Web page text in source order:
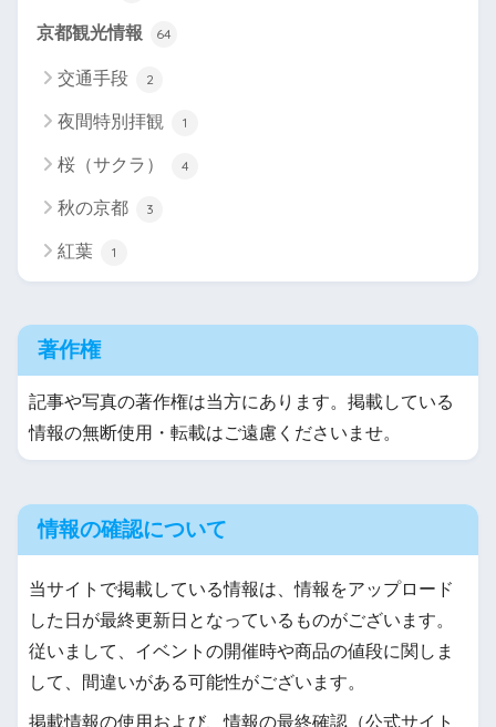
京都観光情報 64
交通手段 2
夜間特別拝観 1
桜（サクラ） 4
秋の京都 3
紅葉 1
著作権
記事や写真の著作権は当方にあります。掲載している
情報の無断使用・転載はご遠慮くださいませ。
情報の確認について
当サイトで掲載している情報は、情報をアップロード
した日が最終更新日となっているものがございます。
従いまして、イベントの開催時や商品の値段に関しま
して、間違いがある可能性がございます。
掲載情報の使用および、情報の最終確認（公式サイト